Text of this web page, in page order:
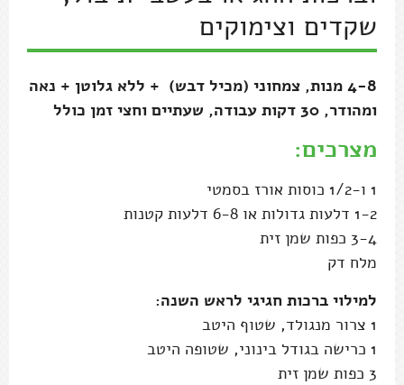
שקדים וצימוקים
4-8 מנות, צמחוני (מכיל דבש) + ללא גלוטן + נאה
ומהודר, 30 דקות עבודה, שעתיים וחצי זמן כולל
מצרכים:
1 ו-1/2 כוסות אורז בסמטי
1-2 דלעות גדולות או 6-8 דלעות קטנות
3-4 כפות שמן זית
מלח דק
למילוי ברכות חגיגי לראש השנה:
1 צרור מנגולד, שטוף היטב
1 כרישה בגודל בינוני, שטופה היטב
3 כפות שמן זית